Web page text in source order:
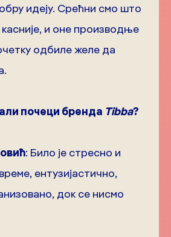
идеју. Срећни смо што
и оне производње
одбиле желе да
почеци бренда Tibba?
: Било је стресно и
ентузијастично,
док се нисмо